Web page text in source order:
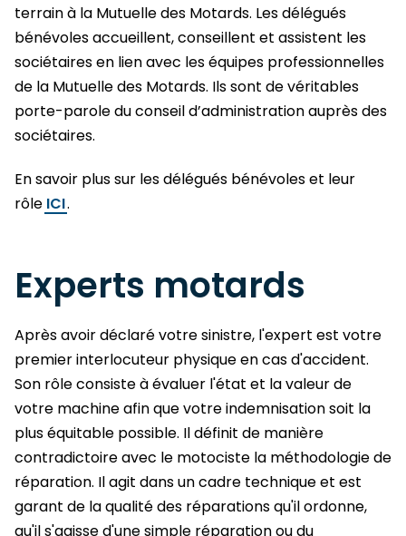
terrain à la Mutuelle des Motards. Les délégués
bénévoles accueillent, conseillent et assistent les
sociétaires en lien avec les équipes professionnelles
de la Mutuelle des Motards. Ils sont de véritables
porte-parole du conseil d’administration auprès des
sociétaires.
En savoir plus sur les délégués bénévoles et leur
rôle ICI.
Experts motards
Après avoir déclaré votre sinistre, l'expert est votre
premier interlocuteur physique en cas d'accident.
Son rôle consiste à évaluer l'état et la valeur de
votre machine afin que votre indemnisation soit la
plus équitable possible. Il définit de manière
contradictoire avec le motociste la méthodologie de
réparation. Il agit dans un cadre technique et est
garant de la qualité des réparations qu'il ordonne,
qu'il s'agisse d'une simple réparation ou du